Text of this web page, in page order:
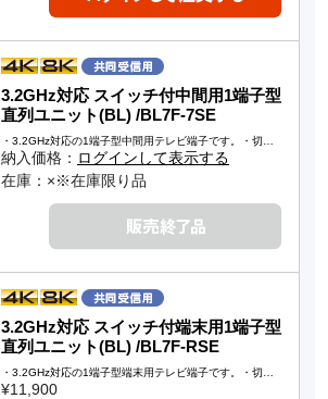
3.2GHz対応 スイッチ付中間用1端子型
直列ユニット(BL) /BL7F-7SE
・3.2GHz対応の1端子型中間用テレビ端子です。・切…
納入価格： ログインして表示する
在庫：×※在庫限り品
3.2GHz対応 スイッチ付端末用1端子型
直列ユニット(BL) /BL7F-RSE
・3.2GHz対応の1端子型端末用テレビ端子です。・切…
¥11,900